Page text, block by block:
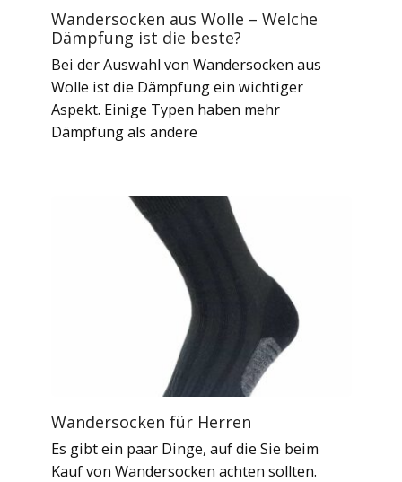
Wandersocken aus Wolle – Welche
Dämpfung ist die beste?
Bei der Auswahl von Wandersocken aus
Wolle ist die Dämpfung ein wichtiger
Aspekt. Einige Typen haben mehr
Dämpfung als andere
Wandersocken für Herren
Es gibt ein paar Dinge, auf die Sie beim
Kauf von Wandersocken achten sollten.